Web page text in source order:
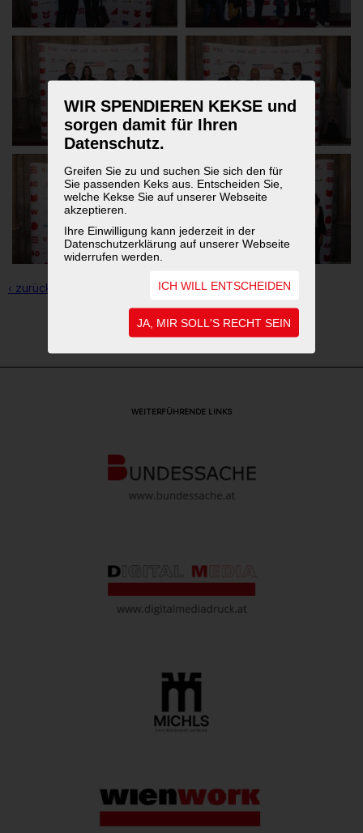
WIR SPENDIEREN KEKSE und
sorgen damit für Ihren
Datenschutz.
Greifen Sie zu und suchen Sie sich den für
Sie passenden Keks aus. Entscheiden Sie,
welche Kekse Sie auf unserer Webseite
akzeptieren.
Ihre Einwilligung kann jederzeit in der
Datenschutzerklärung auf unserer Webseite
widerrufen werden.
ICH WILL ENTSCHEIDEN
JA, MIR SOLL'S RECHT SEIN
‹ zurück zur Übersicht
2 3 4 5
WEITERFÜHRENDE LINKS